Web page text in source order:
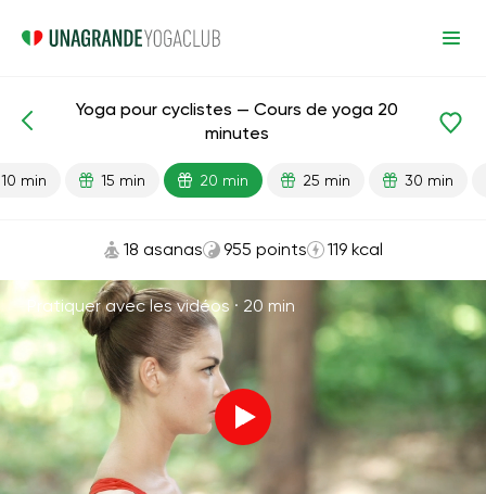
Sport
Yoga pour cyclistes — Cours de yoga 20
minutes
10 min 15 min 20 min 25 min 30 min
18 asanas 955 points 119 kcal
Pratiquer avec les vidéos · 20 min